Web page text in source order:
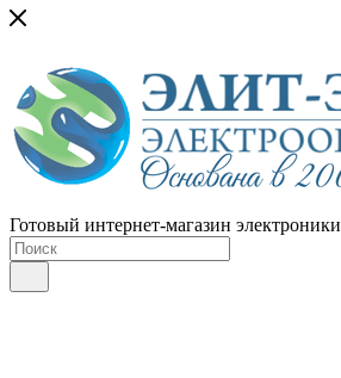
Готовый интернет-магазин электроники